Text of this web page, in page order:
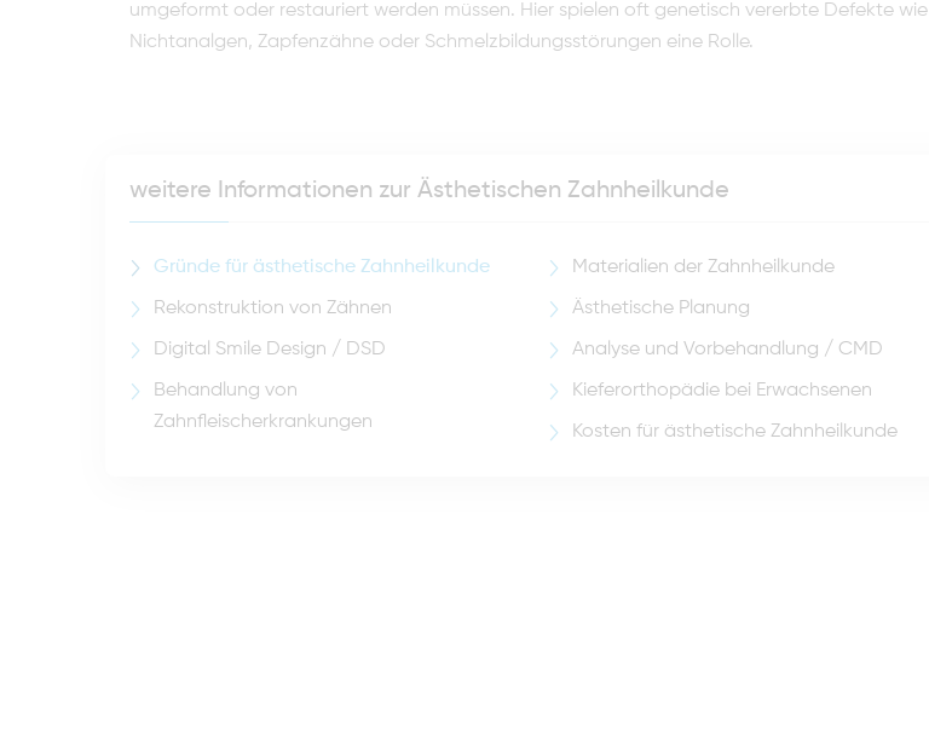
umgeformt oder restauriert werden müssen. Hier spielen oft genetisch vererbte Defekte wie
Nichtanalgen, Zapfenzähne oder Schmelzbildungsstörungen eine Rolle.
weitere Informationen zur Ästhetischen Zahnheilkunde
Gründe für ästhetische Zahnheilkunde Materialien der Zahnheilkunde
Rekonstruktion von Zähnen Ästhetische Planung
Digital Smile Design / DSD Analyse und Vorbehandlung / CMD
Behandlung von
Zahnfleischerkrankungen
Kieferorthopädie bei Erwachsenen
Kosten für ästhetische Zahnheilkunde